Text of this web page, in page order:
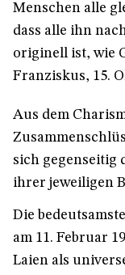
Menschen alle
dass alle ihn
originell ist, wie
Franziskus, 15.
Aus dem
sich gegenseitig
ihrer jeweiligen
Die
am 11. Februar
Laien als